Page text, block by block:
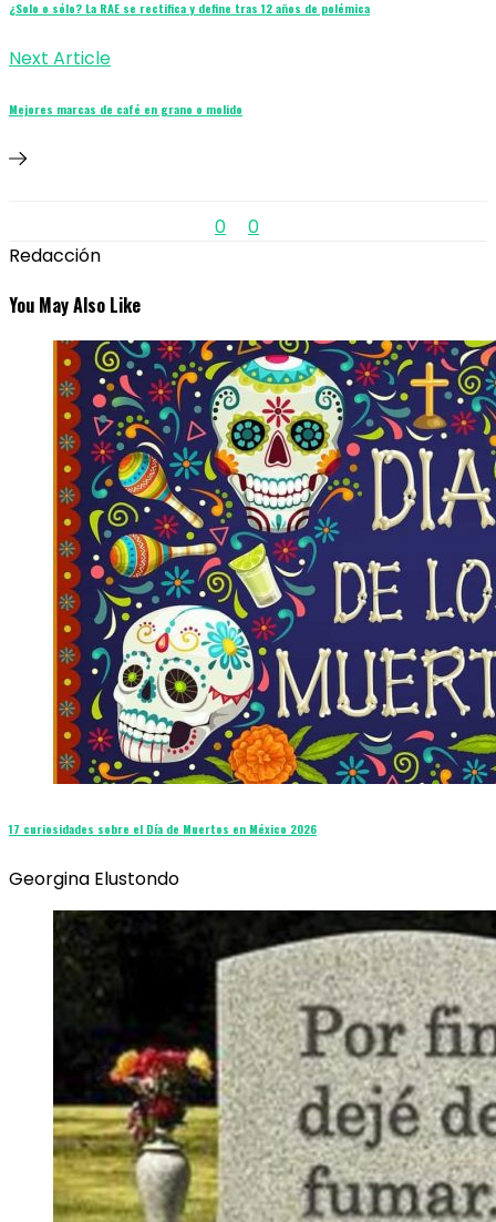
¿Solo o sólo? La RAE se rectifica y define tras 12 años de polémica
Next Article
Mejores marcas de café en grano o molido
0
0
Redacción
You May Also Like
17 curiosidades sobre el Día de Muertos en México 2026
Georgina Elustondo